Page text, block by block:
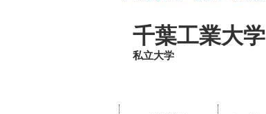
千葉工業大学
私立大学